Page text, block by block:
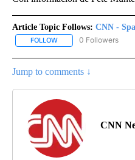
Article Topic Follows: CNN -
FOLLOW FOLLOW "CNN -
0 Followers
Jump to comments ↓
CNN